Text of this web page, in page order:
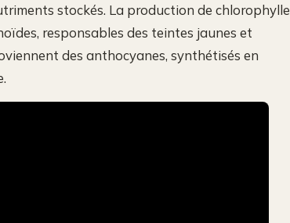
stockés. La production de chlorophylle
responsables des teintes jaunes et
des anthocyanes, synthétisés en